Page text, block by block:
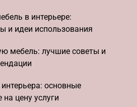
в интерьере:
и идеи использования
мебель: лучшие советы и
основные
цену услуги